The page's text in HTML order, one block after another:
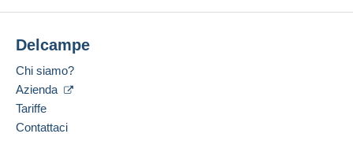
Delcampe
Chi siamo?
Azienda
Tariffe
Contattaci